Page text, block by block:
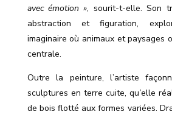
avec émotion », sourit-t-elle. Son
abstraction et figuration,
imaginaire où animaux et paysages
centrale.
Outre la peinture, l’artiste
sculptures en terre cuite, qu’elle
de bois flotté aux formes variées.